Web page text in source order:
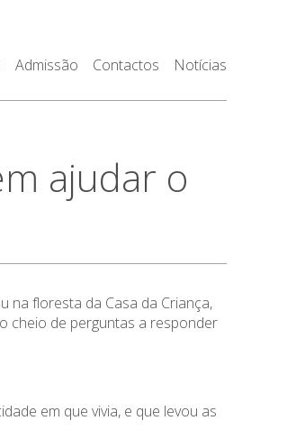
Admissão Contactos Notícias
ajudar o
na floresta da Casa da Criança,
cheio de perguntas a responder
em que vivia, e que levou as